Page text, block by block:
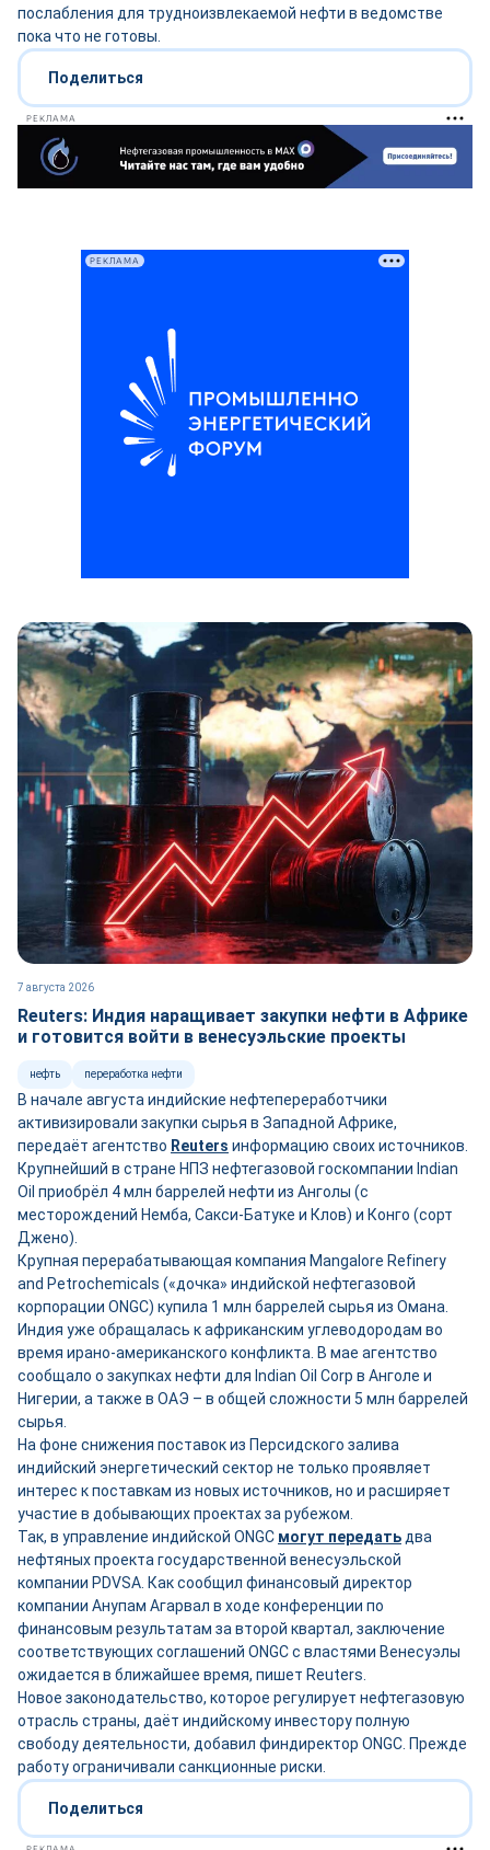
послабления для трудноизвлекаемой нефти в ведомстве
пока что не готовы.
Поделиться
РЕКЛАМА
7 августа 2026
Reuters: Индия наращивает закупки нефти в Африке
и готовится войти в венесуэльские проекты
нефть переработка нефти
В начале августа индийские нефтепереработчики
активизировали закупки сырья в Западной Африке,
передаёт агентство Reuters информацию своих источников.
Крупнейший в стране НПЗ нефтегазовой госкомпании Indian
Oil приобрёл 4 млн баррелей нефти из Анголы (с
месторождений Немба, Сакси-Батуке и Клов) и Конго (сорт
Джено).
Крупная перерабатывающая компания Mangalore Refinery
and Petrochemicals («дочка» индийской нефтегазовой
корпорации ONGC) купила 1 млн баррелей сырья из Омана.
Индия уже обращалась к африканским углеводородам во
время ирано-американского конфликта. В мае агентство
сообщало о закупках нефти для Indian Oil Corp в Анголе и
Нигерии, а также в ОАЭ – в общей сложности 5 млн баррелей
сырья.
На фоне снижения поставок из Персидского залива
индийский энергетический сектор не только проявляет
интерес к поставкам из новых источников, но и расширяет
участие в добывающих проектах за рубежом.
Так, в управление индийской ONGC могут передать два
нефтяных проекта государственной венесуэльской
компании PDVSA. Как сообщил финансовый директор
компании Анупам Агарвал в ходе конференции по
финансовым результатам за второй квартал, заключение
соответствующих соглашений ONGC с властями Венесуэлы
ожидается в ближайшее время, пишет Reuters.
Новое законодательство, которое регулирует нефтегазовую
отрасль страны, даёт индийскому инвестору полную
свободу деятельности, добавил финдиректор ONGC. Прежде
работу ограничивали санкционные риски.
Поделиться
РЕКЛАМА